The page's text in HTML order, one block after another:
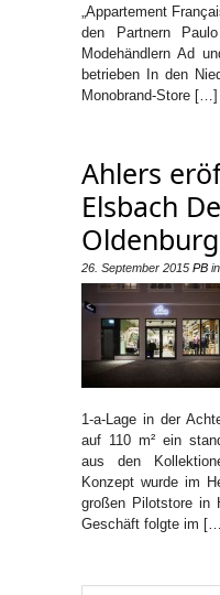
„Appartement
den Partnern
Modehändlern Ad
betrieben In den
Monobrand-Store […]
Ahlers
Elsbach
Oldenburg
26. September 2015 PB in
1‑a‑Lage in der
auf 110 m² ein
aus den
Konzept wurde im
großen Pilotstore in
Geschäft folgte im